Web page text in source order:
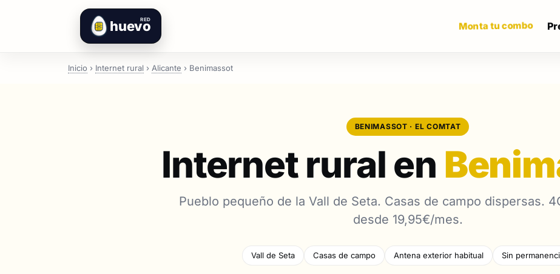
RED
huevo Monta tu combo
Inicio › Internet rural › Alicante › Benimassot
BENIMASSOT · EL COMTAT
Internet rural en
Pueblo pequeño de la Vall de Seta. Casas de campo dispersas.
desde 19,95€/mes.
Vall de Seta Casas de campo Antena exterior habitual Sin